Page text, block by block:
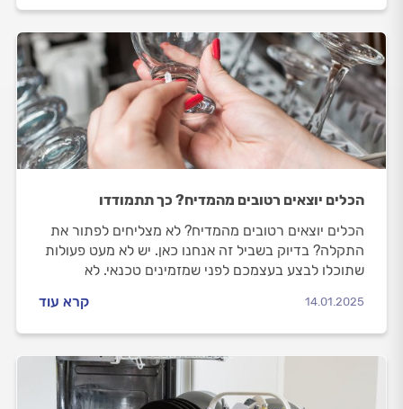
הכלים יוצאים רטובים מהמדיח? כך תתמודדו
הכלים יוצאים רטובים מהמדיח? לא מצליחים לפתור את
התקלה? בדיוק בשביל זה אנחנו כאן. יש לא מעט פעולות
שתוכלו לבצע בעצמכם לפני שמזמינים טכנאי. לא
את סדר הגודל של המחירים ולצלוח את המשימה בשלום.
14.01.2025 קרא עוד